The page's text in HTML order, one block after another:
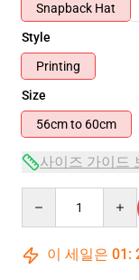
Snapback Hat
Style
Printing
Size
56cm to 60cm
사이즈 가이드
이 세일은 01 :